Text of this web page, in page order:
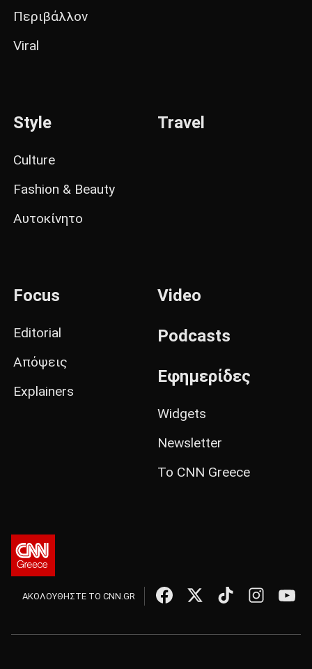
Περιβάλλον
Viral
Style
Culture
Fashion & Beauty
Αυτοκίνητο
Travel
Focus
Editorial
Απόψεις
Explainers
Video
Podcasts
Εφημερίδες
Widgets
Newsletter
Το CNN Greece
ΑΚΟΛΟΥΘΗΣΤΕ ΤΟ CNN.GR